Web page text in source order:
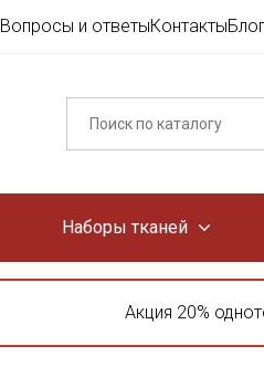
Вопросы и ответыКонтакты
Наборы тканей
Акция 20%